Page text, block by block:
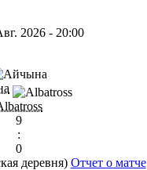
2026- 20:00
9
:
0
деревня) Отчет о матче